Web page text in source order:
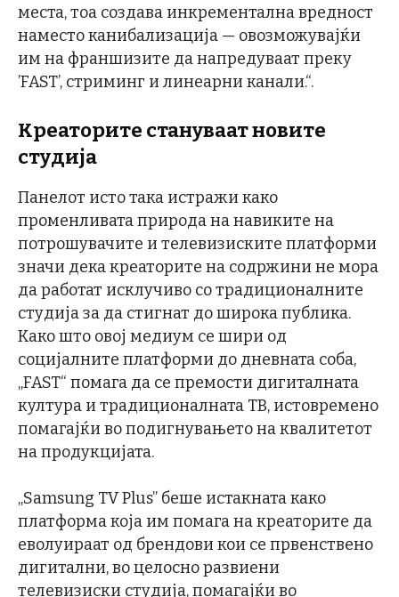
места, тоа создава инкрементална вредност
наместо канибализација — овозможувајќи
им на франшизите да напредуваат преку
’FAST’, стриминг и линеарни канали.“.
Креаторите стануваат новите
студија
Панелот исто така истражи како
променливата природа на навиките на
потрошувачите и телевизиските платформи
значи дека креаторите на содржини не мора
да работат исклучиво со традиционалните
студија за да стигнат до широка публика.
Како што овој медиум се шири од
социјалните платформи до дневната соба,
„FAST“ помага да се премости дигиталната
култура и традиционалната ТВ, истовремено
помагајќи во подигнувањето на квалитетот
на продукцијата.
„Samsung TV Plus” беше истакната како
платформа која им помага на креаторите да
еволуираат од брендови кои се првенствено
дигитални, во целосно развиени
телевизиски студија, помагајќи во